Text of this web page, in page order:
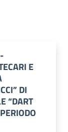
E
DI
“DART